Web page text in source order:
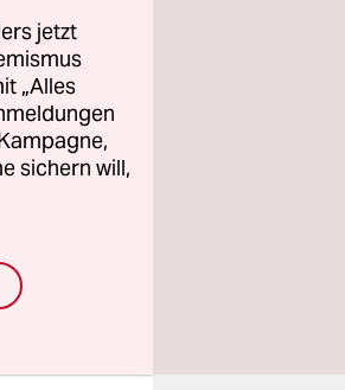
jetzt
„Alles
sichern will,